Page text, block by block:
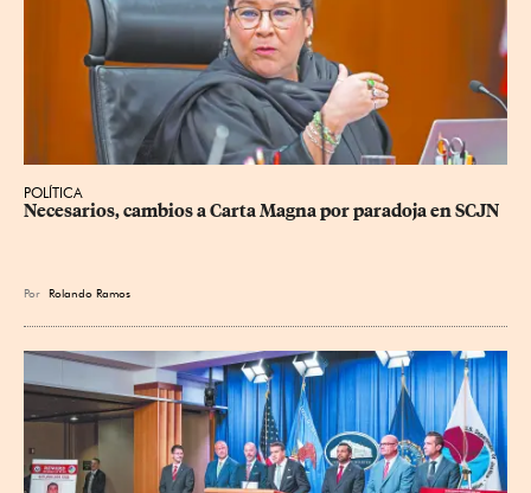
POLÍTICA
Necesarios, cambios a Carta Magna por paradoja en SCJN
Por Rolando Ramos